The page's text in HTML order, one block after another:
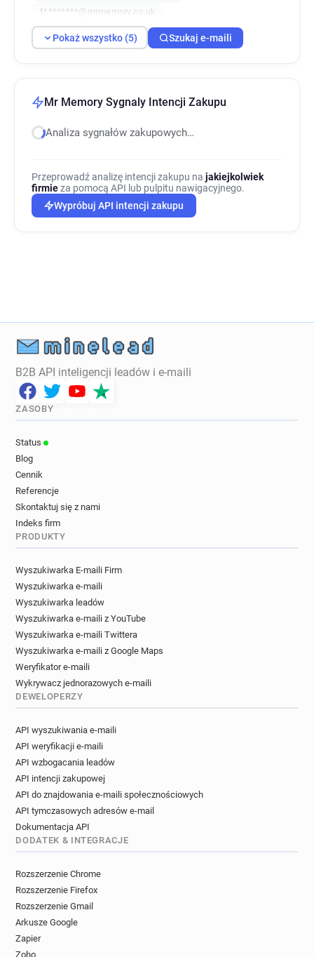
f********@mrmemory.co.uk
h*******@mrmemory.co.uk
Pokaż wszystko (5) Szukaj e-maili
Mr Memory Sygnaly Intencji Zakupu
Analiza sygnałów zakupowych…
Przeprowadź analizę intencji zakupu na jakiejkolwiek
firmieza pomocą API lub pulpitu nawigacyjnego.
Wypróbuj API intencji zakupu
B2B API inteligencji leadów i e-maili
ZASOBY
Status
Blog
Cennik
Referencje
Skontaktuj się z nami
Indeks firm
PRODUKTY
Wyszukiwarka E-maili Firm
Wyszukiwarka e-maili
Wyszukiwarka leadów
Wyszukiwarka e-maili z YouTube
Wyszukiwarka e-maili Twittera
Wyszukiwarka e-maili z Google Maps
Weryfikator e-maili
Wykrywacz jednorazowych e-maili
DEWELOPERZY
API wyszukiwania e-maili
API weryfikacji e-maili
API wzbogacania leadów
API intencji zakupowej
API do znajdowania e-maili społecznościowych
API tymczasowych adresów e-mail
Dokumentacja API
DODATEK & INTEGRACJE
Rozszerzenie Chrome
Rozszerzenie Firefox
Rozszerzenie Gmail
Arkusze Google
Zapier
Zoho